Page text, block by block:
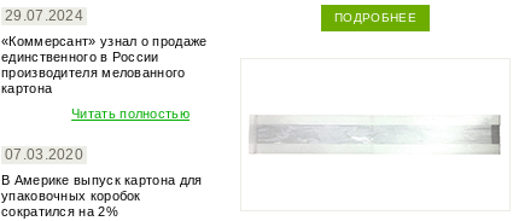
29.07.2024
«Коммерсант» узнал о продаже
единственного в России
производителя мелованного
картона
Читать полностью
07.03.2020
В Америке выпуск картона для
упаковочных коробок
сократился на 2%
ПОДРОБНЕЕ